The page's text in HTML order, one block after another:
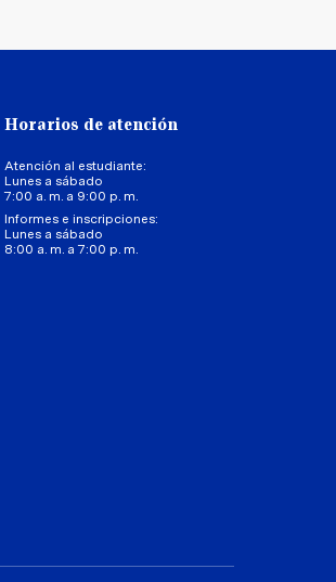
Horarios de atención
Atención al estudiante:
Lunes a sábado
7:00 a. m. a 9:00 p. m.
Informes e inscripciones:
Lunes a sábado
8:00 a. m. a 7:00 p. m.